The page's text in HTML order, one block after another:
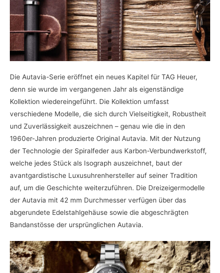
Die Autavia-Serie eröffnet ein neues Kapitel für TAG Heuer,
denn sie wurde im vergangenen Jahr als eigenständige
Kollektion wiedereingeführt. Die Kollektion umfasst
verschiedene Modelle, die sich durch Vielseitigkeit, Robustheit
und Zuverlässigkeit auszeichnen – genau wie die in den
1960er-Jahren produzierte Original Autavia. Mit der Nutzung
der Technologie der Spiralfeder aus Karbon-Verbundwerkstoff,
welche jedes Stück als Isograph auszeichnet, baut der
avantgardistische Luxusuhrenhersteller auf seiner Tradition
auf, um die Geschichte weiterzuführen. Die Dreizeigermodelle
der Autavia mit 42 mm Durchmesser verfügen über das
abgerundete Edelstahlgehäuse sowie die abgeschrägten
Bandanstösse der ursprünglichen Autavia.